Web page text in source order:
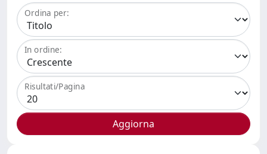
Ordina per:
In ordine:
Risultati/Pagina